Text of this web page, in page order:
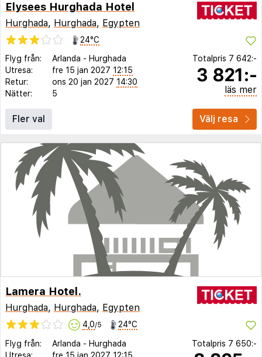
Elysees Hurghada Hotel
Hurghada, Hurghada, Egypten
24°C
Flyg från:
Arlanda - Hurghada
Utresa:
fre 15 jan 2027 12:15
Retur:
ons 20 jan 2027 14:30
Nätter:
5
Totalpris 7 642:-
3 821:-
läs mer
Fler val Välj resa
Lamera Hotel.
Hurghada, Hurghada, Egypten
4,0/5 24°C
Flyg från: Arlanda - Hurghada
Totalpris 7 650:-